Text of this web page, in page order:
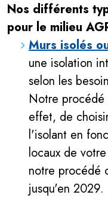
Nos différents
pour le milieu
Murs isolés
une isolation
selon les
Notre
effet, de
l'isolant en
locaux de
notre procédé
jusqu'en 2029.